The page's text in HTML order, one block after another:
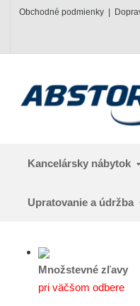
Obchodné podmienky
Kancelársky nábytok
Upratovanie a údržba
Množstevné zľavy
pri väčšom odbere